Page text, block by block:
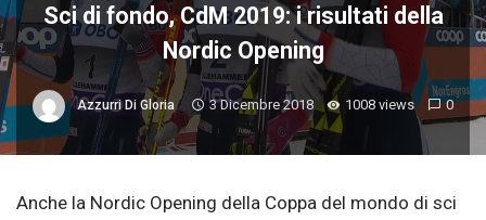
Sci di fondo, CdM 2019: i risultati della
Nordic Opening
Azzurri Di Gloria 3 Dicembre 2018 1008 views 0
Anche la Nordic Opening della Coppa del mondo di sci